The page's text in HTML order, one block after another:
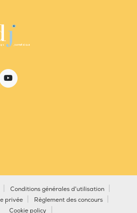
Conditions générales d'utilisation
privée
Règlement des concours
Cookie policy